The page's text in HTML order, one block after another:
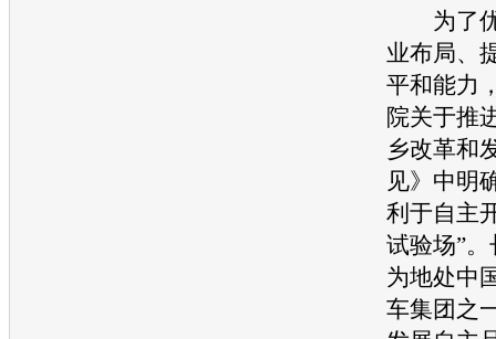
为了优
业布局、
平和能力
院关于推
乡改革和
见》中明
利于自主
试验场”。
为地处中
车集团之